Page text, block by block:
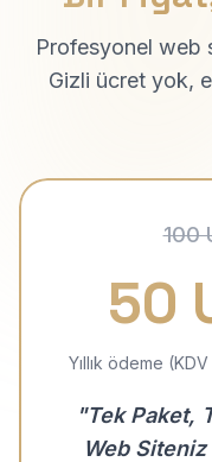
Profesyonel web
Gizli ücret yok,
100
50
Yıllık ödeme
"Tek Paket,
Web Siteniz